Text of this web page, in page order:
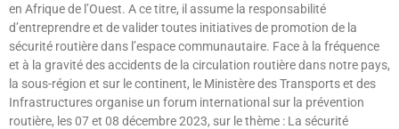
en Afrique de l’Ouest. A ce titre, il assume la responsabilité
d’entreprendre et de valider toutes initiatives de promotion de la
sécurité routière dans l’espace communautaire. Face à la fréquence
et à la gravité des accidents de la circulation routière dans notre pays,
la sous-région et sur le continent, le Ministère des Transports et des
Infrastructures organise un forum international sur la prévention
routière, les 07 et 08 décembre 2023, sur le thème : La sécurité